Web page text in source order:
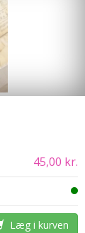
45,00 kr.
Læg i kurven